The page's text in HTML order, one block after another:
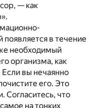
— как
в течение
необходимый
организма, как
вы нечаянно
его. Это
Согласитесь, что
на тонких